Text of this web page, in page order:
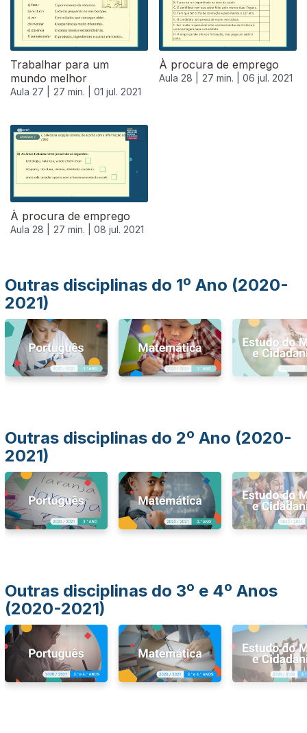
Trabalhar para um
mundo melhor
Aula 27 | 27 min. | 01 jul. 2021
À procura de emprego
Aula 28 | 27 min. | 06 jul. 2021
À procura de emprego
Aula 28 | 27 min. | 08 jul. 2021
556324
Outras disciplinas do 1º Ano (2020-
2021)
Outras disciplinas do 2º Ano (2020-
2021)
Outras disciplinas do 3º e 4º Anos
(2020-2021)